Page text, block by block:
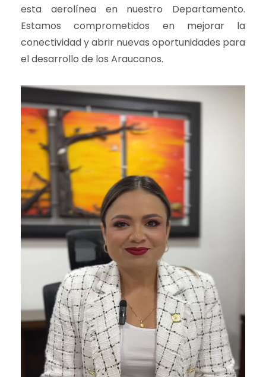
esta aerolínea en nuestro Departamento.
Estamos comprometidos en mejorar la
conectividad y abrir nuevas oportunidades para
el desarrollo de los Araucanos.